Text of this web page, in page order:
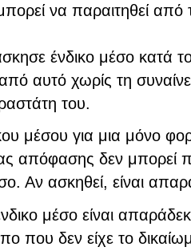
να παραιτηθεί από
ένδικο μέσο κατά
αυτό χωρίς τη
του.
μέσου για μια μόνο
απόφασης δεν μπορεί
Αν ασκηθεί, είναι
μέσο είναι
που δεν είχε το